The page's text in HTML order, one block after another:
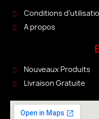
Conditions
A propos
Nouveaux Produits
Livraison Gratuite